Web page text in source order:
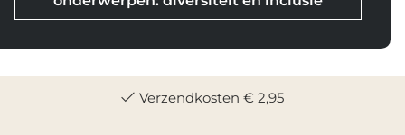
Verzendkosten € 2,95